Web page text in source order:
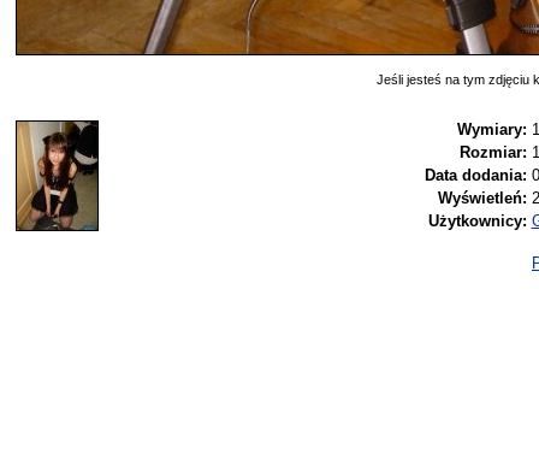
Jeśli jesteś na tym zdjęciu
Wymiary:
Rozmiar:
Data dodania:
Wyświetleń:
Użytkownicy: